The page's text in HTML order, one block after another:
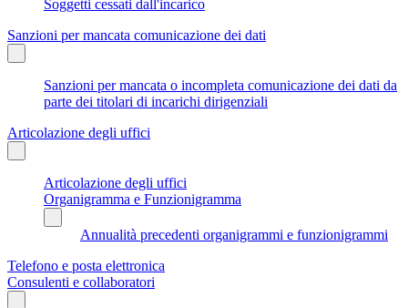
Soggetti cessati dall'incarico
Sanzioni per mancata comunicazione dei dati
Sanzioni per mancata o incompleta comunicazione dei dati da
parte dei titolari di incarichi dirigenziali
Articolazione degli uffici
Articolazione degli uffici
Organigramma e Funzionigramma
Annualità precedenti organigrammi e funzionigrammi
Telefono e posta elettronica
Consulenti e collaboratori